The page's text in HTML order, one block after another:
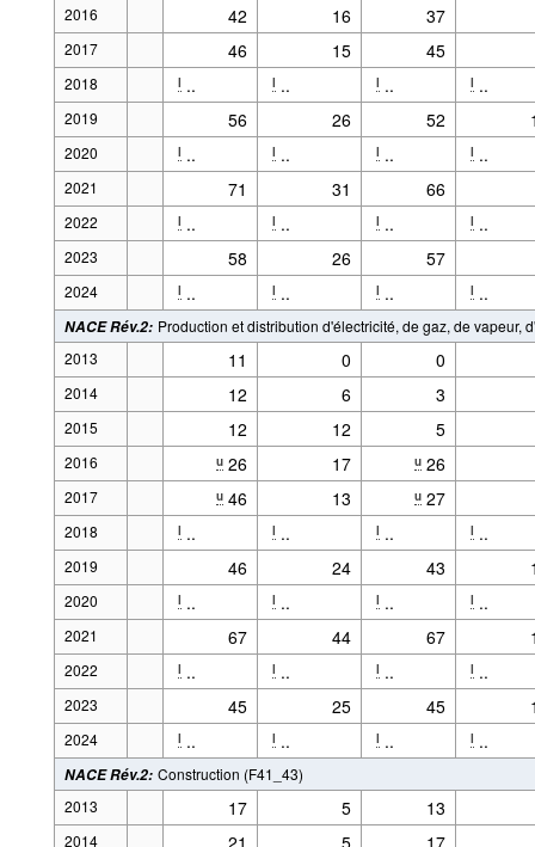
2016 42 16 37
2017 46 15 45
2018 l .. l .. l .. l ..
2019 56 26 52
2020 l .. l .. l .. l ..
2021 71 31 66
2022 l .. l .. l .. l ..
2023 58 26 57
2024 l .. l .. l .. l ..
NACE Rév.2: Production et distribution d'électricité, de gaz, de vapeur,
2013
11 0 0
2014 12 6 3
2015 12 12 5
2016 u 26 17 u 26
2017 u 46 13 u 27
2018 l .. l .. l .. l ..
2019 46 24 43
2020 l .. l .. l .. l ..
2021 67 44 67
2022 l .. l .. l .. l ..
2023 45 25 45
2024 l .. l .. l .. l ..
NACE Rév.2: Construction (F41_43)
2013
17 5 13
2014 21 5 17
Alimenté par la.Stat Suite
Le code source de